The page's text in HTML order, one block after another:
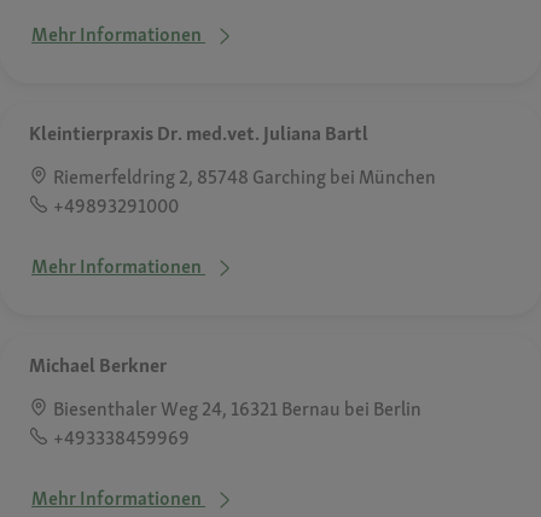
Mehr Informationen
Kleintierpraxis Dr. med.vet. Juliana Bartl
Riemerfeldring 2, 85748 Garching bei München
+49893291000
Mehr Informationen
Michael Berkner
Biesenthaler Weg 24, 16321 Bernau bei Berlin
+493338459969
Mehr Informationen